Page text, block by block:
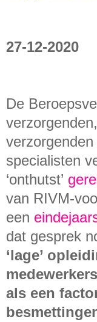
27-12-2020
De
specialisten
‘onthutst’
van RIVM-
een
dat gesprek
‘lage’
als een